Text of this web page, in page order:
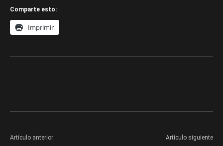
Comparte esto:
Imprimir
Artículo anterior Artículo siguiente